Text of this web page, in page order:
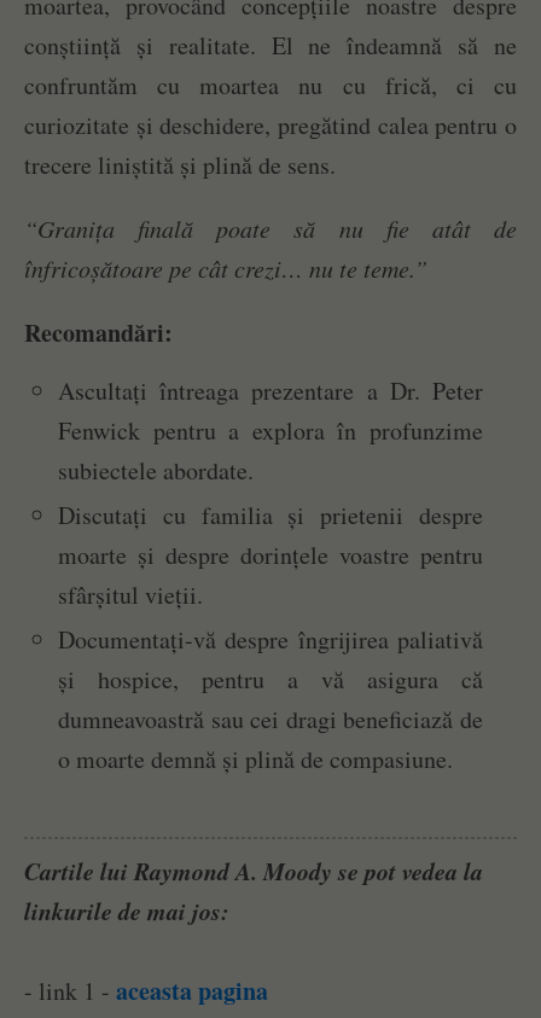
conștiință și realitate. El ne îndeamnă să ne
confruntăm cu moartea nu cu frică, ci cu
curiozitate și deschidere, pregătind calea pentru o
trecere liniștită și plină de sens.
“Granița finală poate să nu fie atât de
înfricoșătoare pe cât crezi… nu te teme.”
Recomandări:
Ascultați întreaga prezentare a Dr. Peter
Fenwick pentru a explora în profunzime
subiectele abordate.
Discutați cu familia și prietenii despre
moarte și despre dorințele voastre pentru
sfârșitul vieții.
Documentați-vă despre îngrijirea paliativă
și hospice, pentru a vă asigura că
dumneavoastră sau cei dragi beneficiază de
o moarte demnă și plină de compasiune.
Cartile lui Raymond A. Moody se pot vedea la
linkurile de mai jos:
- link 1 - aceasta pagina